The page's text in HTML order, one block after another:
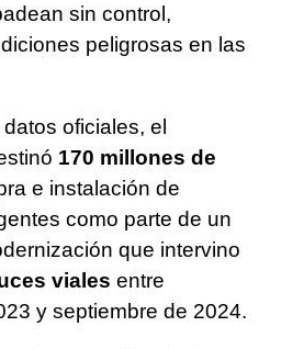
sin control,
peligrosas en las
oficiales, el
170 millones de
e instalación de
como parte de un
que intervino
viales entre
y septiembre de 2024.